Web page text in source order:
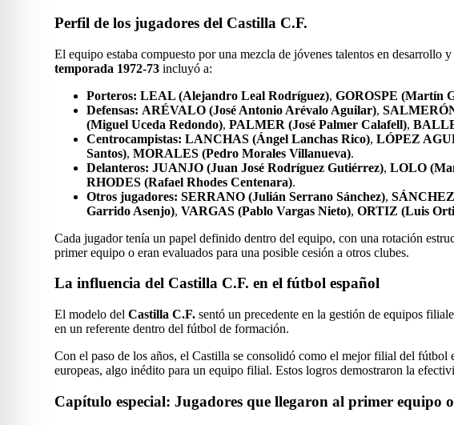
Perfil de los jugadores del Castilla C.F.
El equipo estaba compuesto por una mezcla de jóvenes talentos en
temporada 1972-73 incluyó a:
Porteros: LEAL (Alejandro Leal Rodríguez), GOROSPE (Martín
Defensas: ARÉVALO (José Antonio Arévalo Aguilar),
(Miguel Uceda Redondo), PALMER (José Palmer Calafell),
Centrocampistas: LANCHAS (Ángel Lanchas Rico), LÓPEZ
Santos), MORALES (Pedro Morales Villanueva).
Delanteros: JUANJO (Juan José Rodríguez Gutiérrez), LOLO
RHODES (Rafael Rhodes Centenara).
Otros jugadores: SERRANO (Julián Serrano Sánchez),
Garrido Asenjo), VARGAS (Pablo Vargas Nieto), ORTIZ (Luis
Cada jugador tenía un papel definido dentro del equipo, con una rotación
primer equipo o eran evaluados para una posible cesión a otros clubes.
La influencia del Castilla C.F. en el fútbol español
El modelo del Castilla C.F. sentó un precedente en la gestión de equipos
en un referente dentro del fútbol de formación.
Con el paso de los años, el Castilla se consolidó como el mejor filial del
europeas, algo inédito para un equipo filial. Estos logros demostraron la
Capítulo especial: Jugadores que llegaron al primer equipo